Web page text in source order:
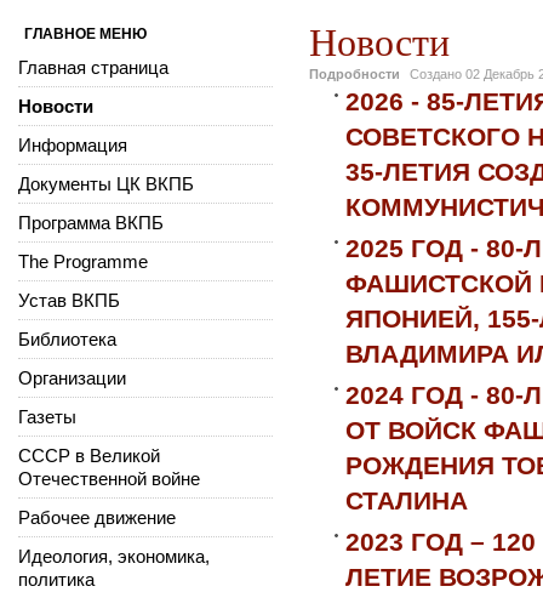
Новости
Подробности Создано 02 Декабрь
2026 - 85-
СОВЕТСКОГО
35-ЛЕТИЯ
2025 ГОД -
ФАШИСТСКОЙ
ЯПОНИЕЙ,
ВЛАДИМИРА
2024 ГОД -
ОТ ВОЙСК
РОЖДЕНИЯ
СТАЛИНА
2023 ГОД –
ЛЕТИЕ
ГЛАВНОЕ МЕНЮ
Главная страница
Новости
Информация
Документы ЦК ВКПБ
Программа ВКПБ
The Programme
Устав ВКПБ
Библиотека
Организации
Газеты
СССР в Великой
Отечественной войне
Рабочее движение
Идеология, экономика,
политика